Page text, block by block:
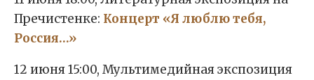
Пречистенке: Концерт «Я люблю тебя,
Россия…»
12 июня 15:00, Мультимедийная экспозиция